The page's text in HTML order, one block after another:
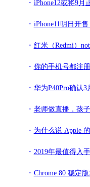
iPhone12或将9月正式发布，价
iPhone11明日开售，绿色款涨价
红米（Redmi）
你的手机号都注册或绑定了那些
华为P40Pro确认3月发布，麒麟
老师做直播，孩子上网课，掌
为什么说 Apple
2019年最值得入
Chrome 80 稳定